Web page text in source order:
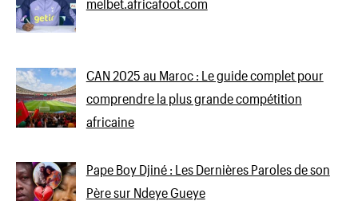
melbet.africafoot.com
CAN 2025 au Maroc : Le guide complet pour
comprendre la plus grande compétition
africaine
Pape Boy Djiné : Les Dernières Paroles de son
Père sur Ndeye Gueye